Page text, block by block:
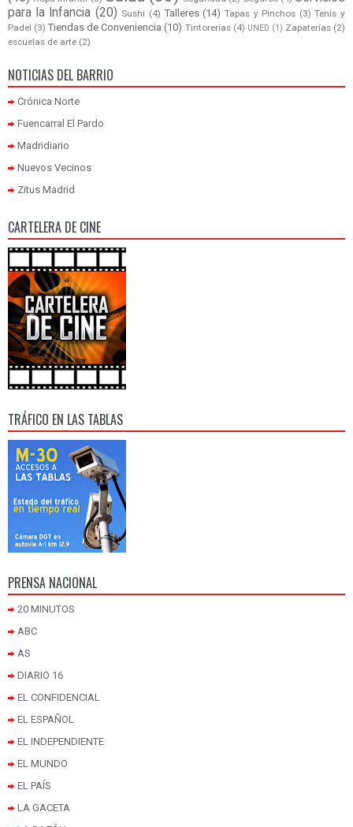
para la Infancia (20) Sushi (4) Talleres (14) Tapas y Pinchos (3) Tenis y
Padel (3) Tiendas de Conveniencia (10) Tintorerías (4) UNED (1) Zapaterías (2)
escuelas de arte (2)
NOTICIAS DEL BARRIO
Crónica Norte
Fuencarral El Pardo
Madridiario
Nuevos Vecinos
Zitus Madrid
CARTELERA DE CINE
TRÁFICO EN LAS TABLAS
PRENSA NACIONAL
20 MINUTOS
ABC
AS
DIARIO 16
EL CONFIDENCIAL
EL ESPAÑOL
EL INDEPENDIENTE
EL MUNDO
EL PAÍS
LA GACETA